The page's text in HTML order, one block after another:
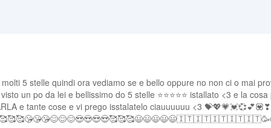
5 stelle quindi ora vediamo se e bello oppure no non ci o mai
un po da lei e bellissimo do 5 stelle ⭐⭐⭐⭐⭐ istallato <3 e la cosa
e tante cose e vi prego isstalatelo ciauuuuuu <3